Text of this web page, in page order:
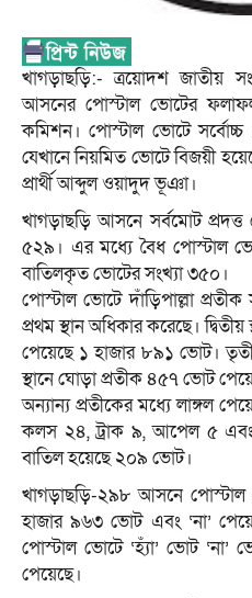
খাগড়াছড়ি:- ত্রয়োদশ জাতীয়
আসনের পোস্টাল ভোটের
কমিশন। পোস্টাল ভোটে সর্বোচ্চ
যেখানে নিয়মিত ভোটে বিজয়ী
প্রার্থী আব্দুল ওয়াদুদ ভূঞা।
খাগড়াছড়ি আসনে সর্বমোট
৫২৯। এর মধ্যে বৈধ পোস্টাল
বাতিলকৃত ভোটের সংখ্যা ৩৫০।
পোস্টাল ভোটে দাঁড়িপাল্লা
প্রথম স্থান অধিকার করেছে।
পেয়েছে ১ হাজার ৮৯১ ভোট।
স্থানে ঘোড়া প্রতীক ৪৫৭ ভোট
অন্যান্য প্রতীকের মধ্যে লাঙ্গল
কলস ২৪, ট্রাক ৯, আপেল ৫ এবং
বাতিল হয়েছে ২০৯ ভোট।
খাগড়াছড়ি-২৯৮ আসনে পোস্টাল
হাজার ৯৬৩ ভোট এবং ‘না’
পোস্টাল ভোটে ‘হ্যাঁ’ ভোট ‘না’
পেয়েছে।